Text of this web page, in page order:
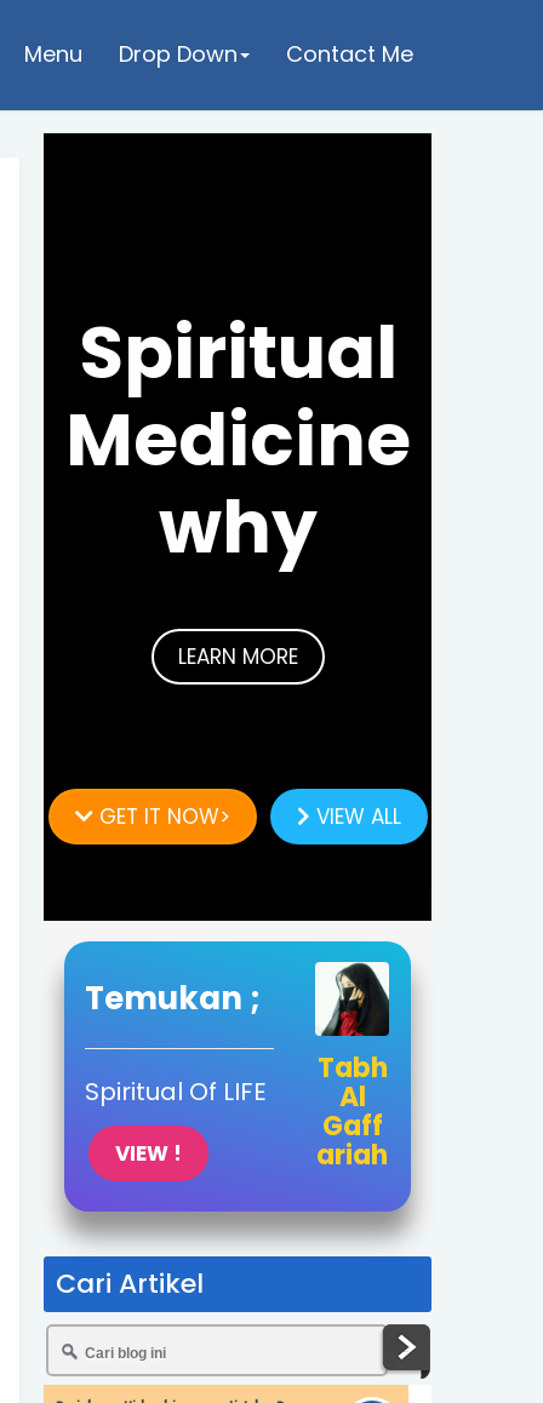
Menu Drop Down Contact Me
Spiritual
Medicine
why
LEARN MORE
GET IT NOW> VIEW ALL
Temukan ;
Spiritual Of LIFE
VIEW !
Tabh
Al
Gaff
ariah
Cari Artikel